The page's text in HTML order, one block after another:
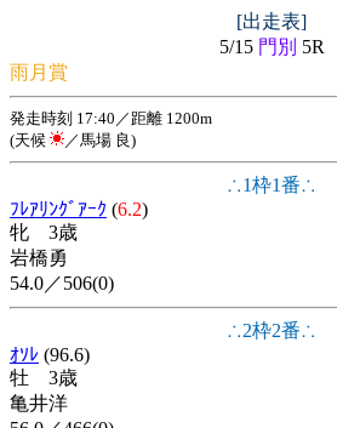
[出走表]
5/15 門別 5R
雨月賞
発走時刻 17:40／距離 1200m
(天候
／馬場 良)
∴1枠1番∴
ﾌﾚｱﾘﾝｸﾞｱｰｸ (6.2)
牝 3歳
岩橋勇
54.0／506(0)
∴2枠2番∴
ｵｿﾚ (96.6)
牡 3歳
亀井洋